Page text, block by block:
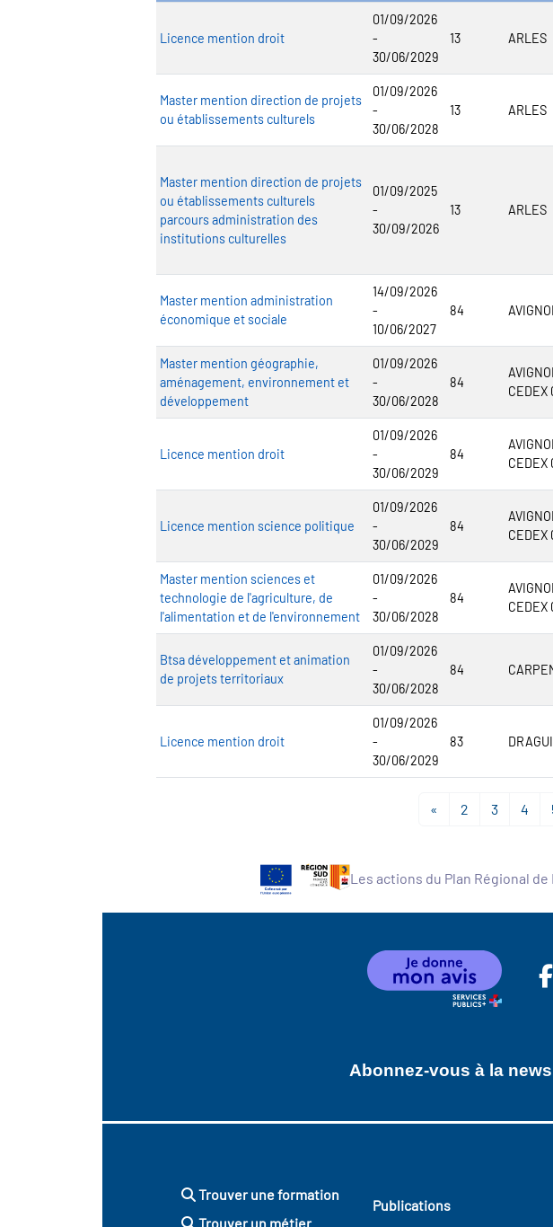
Licence mention droit
01/09/2026
-
30/06/2029
13 ARLES
Master mention direction de projets
ou établissements culturels
01/09/2026
-
30/06/2028
13 ARLES
Master mention direction de projets
ou établissements culturels
parcours administration des
institutions culturelles
01/09/2025
-
30/09/2026
13 ARLES
Master mention administration
économique et sociale
14/09/2026
-
10/06/2027
84
Master mention géographie,
aménagement, environnement et
développement
01/09/2026
-
30/06/2028
84
CEDEX
Licence mention droit
01/09/2026
-
30/06/2029
84
CEDEX
Licence mention science politique
01/09/2026
-
30/06/2029
84
CEDEX
Master mention sciences et
technologie de l'agriculture, de
l'alimentation et de l'environnement
01/09/2026
-
30/06/2028
84
CEDEX
Btsa développement et animation
de projets territoriaux
01/09/2026
-
30/06/2028
84
Licence mention droit
01/09/2026
-
30/06/2029
83
« 2 3 4
Les actions du Plan Régional
Abonnez-vous à la
Trouver une formation
Trouver un métier
Publications